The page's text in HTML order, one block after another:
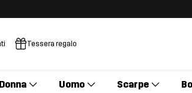
Tessera regalo
Donna Uomo Scarpe